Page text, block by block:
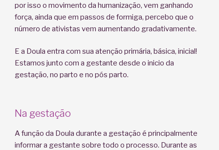
por isso o movimento da humanização, vem ganhando
força, ainda que em passos de formiga, percebo que o
número de ativistas vem aumentando gradativamente.
E a Doula entra com sua atenção primária, básica, inicial!
Estamos junto com a gestante desde o inicio da
gestação, no parto e no pós parto.
Na gestação
A função da Doula durante a gestação é principalmente
informar a gestante sobre todo o processo. Durante as